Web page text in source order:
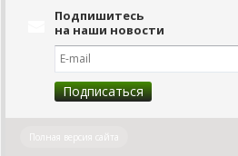
Подпишитесь
на наши новости
Полная версия сайта